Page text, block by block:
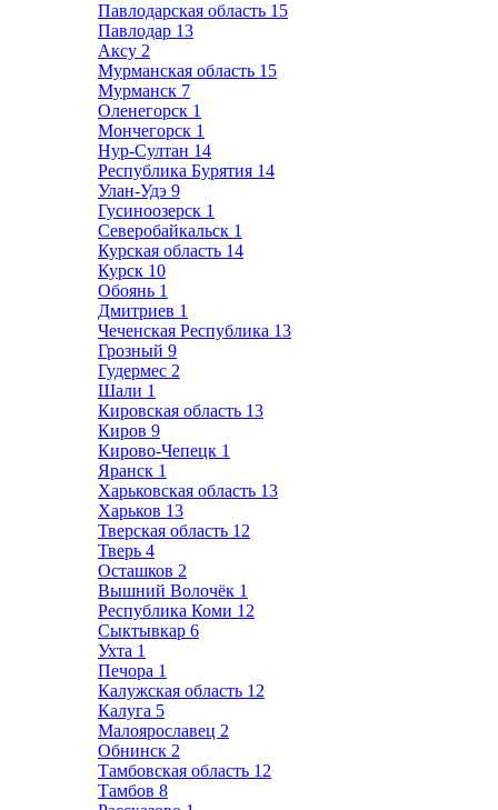
Павлодарская область 15
Павлодар 13
Аксу 2
Мурманская область 15
Мурманск 7
Оленегорск 1
Мончегорск 1
Нур-Султан 14
Республика Бурятия 14
Улан-Удэ 9
Гусиноозерск 1
Северобайкальск 1
Курская область 14
Курск 10
Обоянь 1
Дмитриев 1
Чеченская Республика 13
Грозный 9
Гудермес 2
Шали 1
Кировская область 13
Киров 9
Кирово-Чепецк 1
Яранск 1
Харьковская область 13
Харьков 13
Тверская область 12
Тверь 4
Осташков 2
Вышний Волочёк 1
Республика Коми 12
Сыктывкар 6
Ухта 1
Печора 1
Калужская область 12
Калуга 5
Малоярославец 2
Обнинск 2
Тамбовская область 12
Тамбов 8